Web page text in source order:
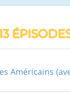
Américains